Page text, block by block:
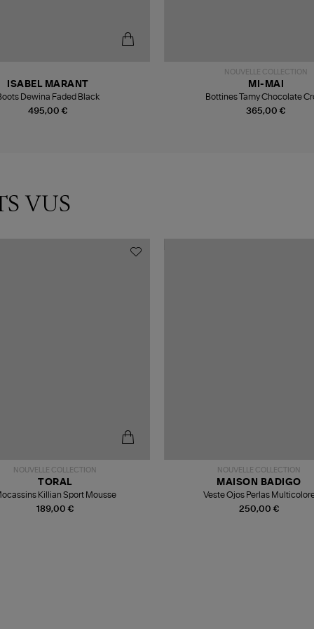
495,00 €
ISABEL MARANT
Dewina Faded Black
NOUVELLE COLLECTION
365,00 €
MI-MAI
Bottines Tamy Chocolate
VUS
NOUVELLE COLLECTION
189,00 €
TORAL
Killian Sport Mousse
NOUVELLE COLLECTION
250,00 €
MAISON BADIGO
Veste Ojos Perlas